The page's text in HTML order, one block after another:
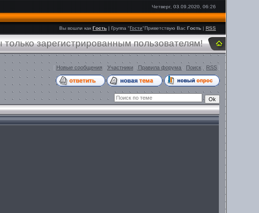
Четверг, 03.09.2020, 06:26
Вы вошли как Гость|Группа"Гости"Приветствую Вас Гость |RSS
зарегистрированным пользователям!
[ Новые сообщения Участники Правила форума Поиск RSS ]